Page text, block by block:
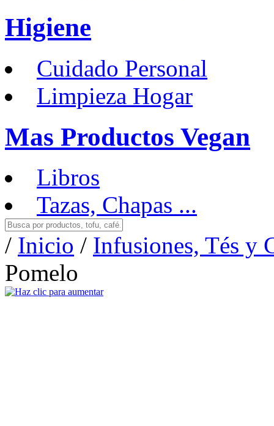
Higiene
Cuidado Personal
Limpieza Hogar
Mas Productos Vegan
Libros
Tazas, Chapas ...
/ Inicio / Infusiones, Tés y
Pomelo